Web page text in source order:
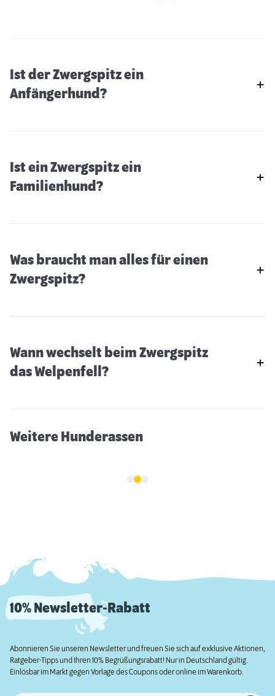
Ist der Zwergspitz ein
Anfängerhund?
Ist ein Zwergspitz ein
Familienhund?
Was braucht man alles für einen
Zwergspitz?
Wann wechselt beim Zwergspitz
das Welpenfell?
Weitere Hunderassen
Tamaskan
10% Newsletter-Rabatt
Abonnieren Sie unseren Newsletter und freuen Sie sich auf exklusive Aktionen,
Ratgeber-Tipps und Ihren 10% Begrüßungsrabatt! Nur in Deutschland gültig.
Einlösbar im Markt gegen Vorlage des Coupons oder online im Warenkorb.